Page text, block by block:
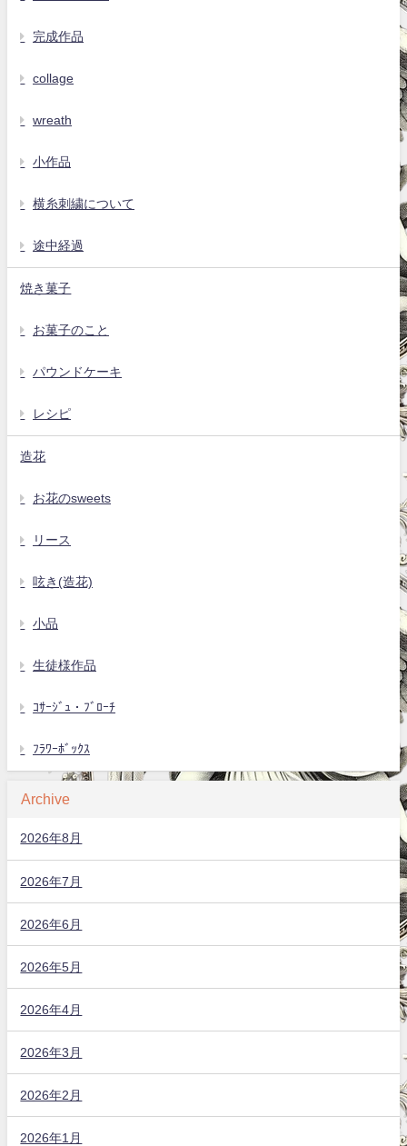
完成作品
collage
wreath
小作品
横糸刺繍について
途中経過
焼き菓子
お菓子のこと
パウンドケーキ
レシピ
造花
お花のsweets
リース
呟き(造花)
小品
生徒様作品
ｺｻｰｼﾞｭ・ﾌﾞﾛｰﾁ
ﾌﾗﾜｰﾎﾞｯｸｽ
Archive
2026年8月
2026年7月
2026年6月
2026年5月
2026年4月
2026年3月
2026年2月
2026年1月